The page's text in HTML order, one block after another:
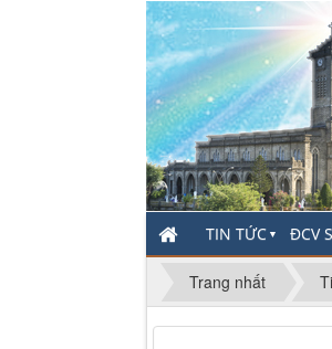
TIN TỨC ▼ ĐCV
Trang nhất